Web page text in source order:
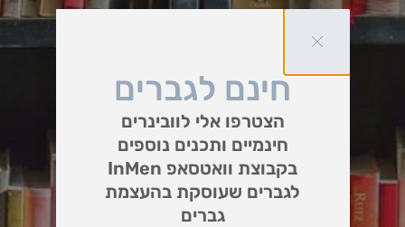
חינם לגברים
הצטרפו אלי לוובינרים
חינמיים ותכנים נוספים
בקבוצת וואטסאפ InMen
לגברים שעוסקת בהעצמת
גברים